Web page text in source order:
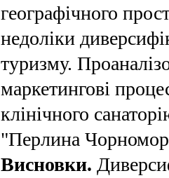
геогра­фічного
недоліки
туризму.
марке­тингові
клінічного
"Перлина
Висновки.